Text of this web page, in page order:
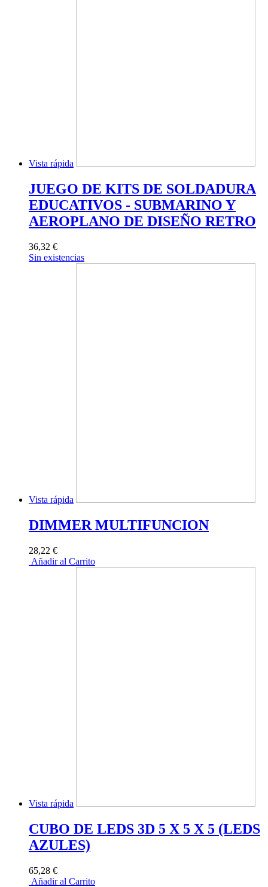
Vista rápida
JUEGO DE KITS DE SOLDADURA
EDUCATIVOS - SUBMARINO Y
AEROPLANO DE DISEÑO RETRO
36,32 €
Sin existencias
Vista rápida
DIMMER MULTIFUNCION
28,22 €
Añadir al Carrito
Vista rápida
CUBO DE LEDS 3D 5 X 5 X 5 (LEDS
AZULES)
65,28 €
Añadir al Carrito